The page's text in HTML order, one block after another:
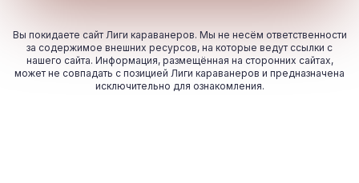
Вы покидаете сайт Лиги караванеров. Мы не несём ответственности
за содержимое внешних ресурсов, на которые ведут ссылки с
нашего сайта. Информация, размещённая на сторонних сайтах,
может не совпадать с позицией Лиги караванеров и предназначена
исключительно для ознакомления.